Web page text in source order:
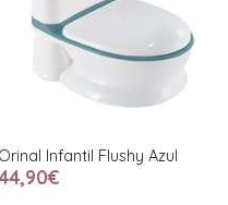
Orinal Infantil Flushy Azul